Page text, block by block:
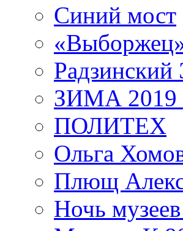
Синий мост
Радзинский
ЗИМА 2019
ПОЛИТЕХ
Ольга
Плющ
Ночь